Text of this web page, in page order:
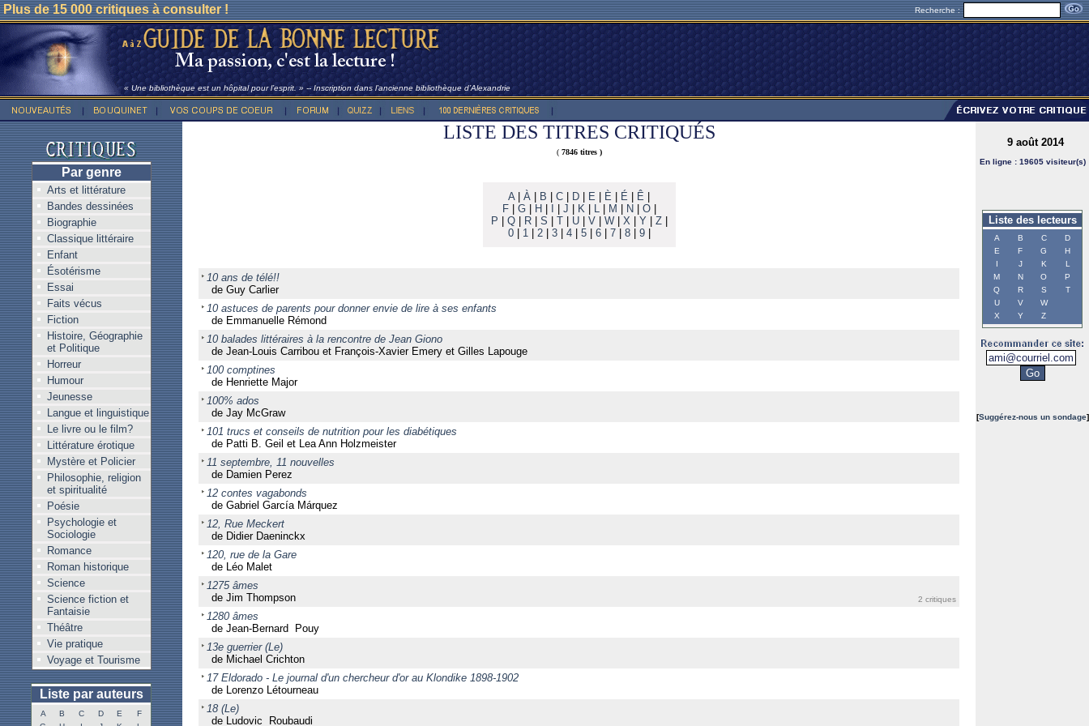
Plus de 15 000 critiques à consulter ! Recherche :
« Une bibliothèque est un hôpital pour l’esprit. » -- Inscription dans l’ancienne bibliothèque d’Alexandrie
Par genre
Arts et littérature
Bandes dessinées
Biographie
Classique littéraire
Enfant
Ésotérisme
Essai
Faits vécus
Fiction
Histoire, Géographie
et Politique
Horreur
Humour
Jeunesse
Langue et linguistique
Le livre ou le film?
Littérature érotique
Mystère et Policier
Philosophie, religion
et spiritualité
Poésie
Psychologie et
Sociologie
Romance
Roman historique
Science
Science fiction et
Fantaisie
Théâtre
Vie pratique
Voyage et Tourisme
Liste par auteurs
A B C D E
F
LISTE DES TITRES CRITIQUÉS
( 7846 titres )
A| À B C D E È É Ê
F| G| H J K| L| M N O|
P
Q| R| S T| U| V| W| X| Y| Z|
0| 1| 2| 3| 4| 5| 6| 7| 8| 9|
10 ans de télé!!
de Guy Carlier
10 astuces de parents pour donner envie de lire à ses enfants
de Emmanuelle Rémond
10 balades littéraires à la rencontre de Jean Giono
de Jean-Louis Carribou et François-Xavier Emery et Gilles Lapouge
100 comptines
de Henriette Major
100% ados
de Jay McGraw
101 trucs et conseils de nutrition pour les diabétiques
de Patti B. Geil et Lea Ann Holzmeister
11 septembre, 11 nouvelles
de Damien Perez
12 contes vagabonds
de Gabriel García Márquez
12, Rue Meckert
de Didier Daeninckx
120, rue de la Gare
de Léo Malet
1275 âmes
de Jim Thompson
2 critiques
1280 âmes
de Jean-Bernard Pouy
13e guerrier (Le)
de Michael Crichton
17 Eldorado - Le journal d'un chercheur d'or au Klondike 1898-1902
de Lorenzo Létourneau
18 (Le)
de Ludovic Roubaudi
9 août 2014
En ligne : 19605 visiteur(s)
Liste des lecteurs
A B C
D
E
F G
H
I
J K
L
M
N O
P
Q
R S
T
U
V
W
X
Y Z
[Suggérez-nous un sondage]